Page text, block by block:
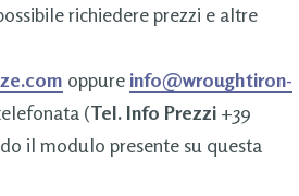
richiedere prezzi e altre
oppure info@wroughtiron-
(Tel. Info Prezzi +39
il modulo presente su questa